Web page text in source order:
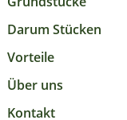
Darum Stücken
Vorteile
Über uns
Kontakt